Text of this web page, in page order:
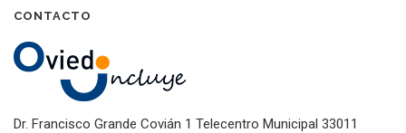
CONTACTO
Dr. Francisco Grande Covián 1 Telecentro Municipal 33011